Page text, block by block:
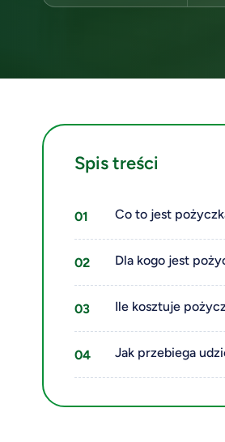
Spis treści
Co to jest
Dla kogo jest
Ile kosztuje
Jak przebiega